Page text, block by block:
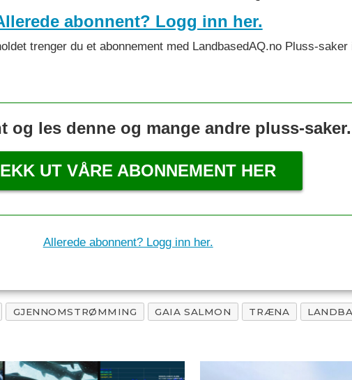
abonnent? Logg inn her.
trenger du et abonnement med LandbasedAQ.no Pluss-saker
og les denne og mange andre pluss-saker.
UT VÅRE ABONNEMENT HER
Allerede abonnent? Logg inn her.
GJENNOMSTRØMMING GAIA SALMON TRÆNA